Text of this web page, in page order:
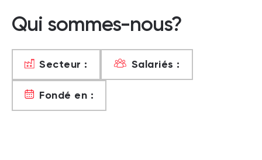
Qui sommes-nous?
Secteur : Salariés :
Fondé en :